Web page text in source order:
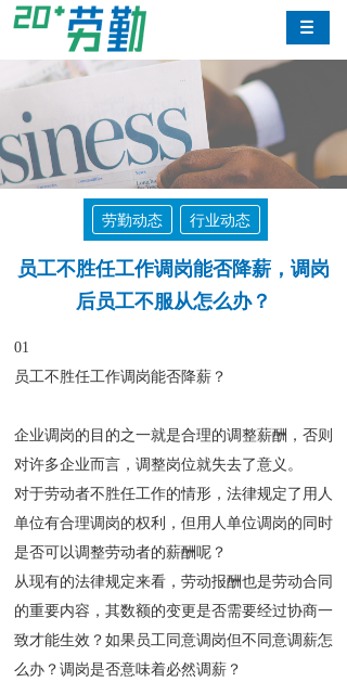
劳勤动态 行业动态
员工不胜任工作调岗能否降薪，调岗
后员工不服从怎么办？
01
员工不胜任工作调岗能否降薪？
企业调岗的目的之一就是合理的调整薪酬，否则
对许多企业而言，调整岗位就失去了意义。
对于劳动者不胜任工作的情形，法律规定了用人
单位有合理调岗的权利，但用人单位调岗的同时
是否可以调整劳动者的薪酬呢？
从现有的法律规定来看，劳动报酬也是劳动合同
的重要内容，其数额的变更是否需要经过协商一
致才能生效？如果员工同意调岗但不同意调薪怎
么办？调岗是否意味着必然调薪？